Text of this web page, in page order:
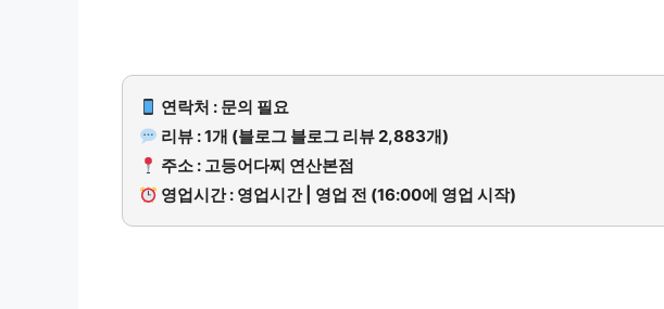
연락처 : 문의 필요
리뷰 : 1개 (블로그 블로그 리뷰 2,883개)
주소 : 고등어다찌 연산본점
영업시간 : 영업시간 | 영업 전 (16:00에 영업 시작)